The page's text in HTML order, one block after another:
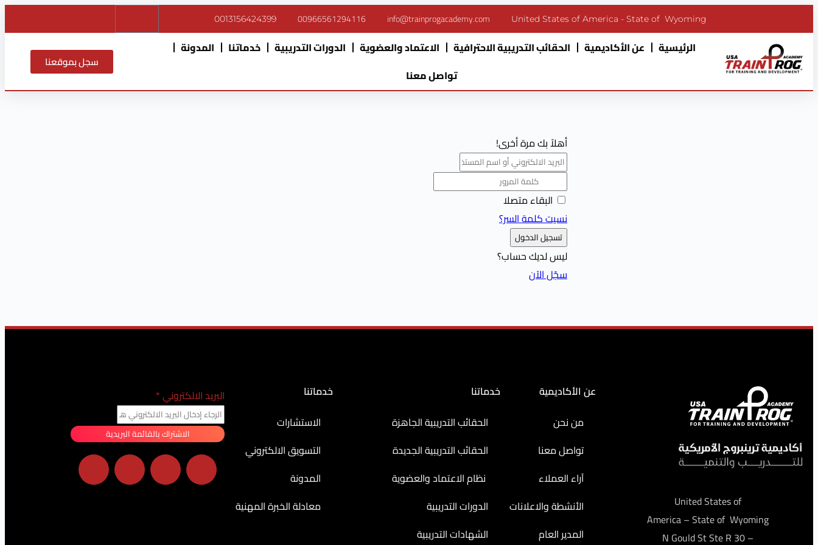
0013156424399 00966561294116 info@trainprogacademy.com United States of America - State of Wyoming
الرئيسية عن الأكاديمية الحقائب التدريبية الاحترافية الاعتماد والعضوية الدورات التدريبية خدماتنا
المدونة
تواصل معنا
سجل بموقعنا
أهلاً بك مرة أخرى!
البقاء متصلا
نسيت كلمة السر؟
تسجيل الدخول
ليس لديك حساب؟
سجّل الآن
United States of
America – State of Wyoming
– 30 N Gould St Ste R
عن الأكاديمية
من نحن
تواصل معنا
آراء العملاء
الأنشطة والاعلانات
المدير العام
خدماتنا
الحقائب التدريبية الجاهزة
الحقائب التدريبية الجديدة
نظام الاعتماد والعضوية
الدورات التدريبية
الشهادات التدريبية
خدماتنا
الاستشارات
التسويق الالكتروني
المدونة
معادلة الخبرة المهنية
البريد الالكتروني*
الاشتراك بالقائمة البريدية